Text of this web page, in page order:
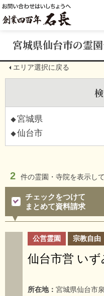
宮城県仙台市の霊
エリア選択に戻る
宮城県
仙台市
2 件の霊園・寺院を表示し
チェックをつけて
まとめて資料請求
公営霊園 宗教自由
仙台市営 いず
所在地： 宮城県仙台市